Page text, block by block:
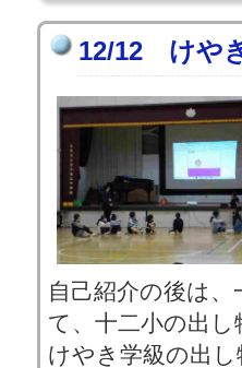
12/12 けや
自己紹介の後は
て、十二小の出
けやき学級の出